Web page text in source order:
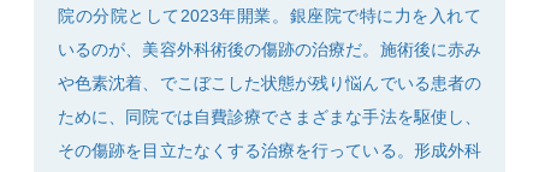
院の分院として2023年開業。銀座院で特に力を入れて
いるのが、美容外科術後の傷跡の治療だ。施術後に赤み
や色素沈着、でこぼこした状態が残り悩んでいる患者の
ために、同院では自費診療でさまざまな手法を駆使し、
その傷跡を目立たなくする治療を行っている。形成外科